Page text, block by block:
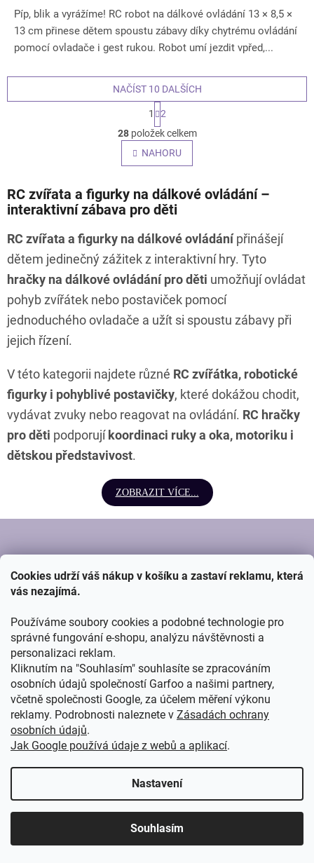
Cookies udrží váš nákup v košíku a zastaví reklamu, která
vás nezajímá.
Používáme soubory cookies a podobné technologie pro
správné fungování e-shopu, analýzu návštěvnosti a
personalizaci reklam.
Kliknutím na "Souhlasím" souhlasíte se zpracováním
osobních údajů společností Garfoo a našimi partnery,
včetně společnosti Google, za účelem měření výkonu
reklamy. Podrobnosti naleznete v Zásadách ochrany
osobních údajů.
Jak Google používá údaje z webů a aplikací.
Nastavení
Souhlasím
Píp, blik a vyrážíme! RC robot na dálkové ovládání 13 × 8,5 ×
13 cm přinese dětem spoustu zábavy díky chytrému ovládání
pomocí ovladače i gest rukou. Robot umí jezdit vpřed,...
O
v
l
á
a
c
p
r
v
k
y
v
ý
p
NAČÍST 10 DALŠÍCH
S
t
r
á
n
k
v
á
n
1
2
28položek celkem
NAHORU
RC zvířata a figurky na dálkové ovládání –
interaktivní zábava pro děti
RC zvířata a figurky na dálkové ovládánípřinášejí
dětem jedinečný zážitek z interaktivní hry. Tyto
hračky na dálkové ovládání pro děti umožňují ovládat
pohyb zvířátek nebo postaviček pomocí
jednoduchého ovladače a užít si spoustu zábavy při
jejich řízení.
V této kategorii najdete různé RC zvířátka, robotické
figurky i pohyblivé postavičky, které dokážou chodit,
vydávat zvuky nebo reagovat na ovládání. RC hračky
pro děti podporují koordinaci ruky a oka, motoriku i
dětskou představivost.
ZOBRAZIT VÍCE...
P
KONTAKT
ZAVOLEJTE NÁM
(Po - Ne) - 8:00 - 16:00
+420 776 805 278
NAKUPOVÁNÍ
Obchodní podmínky
Zpracování osobních údajů